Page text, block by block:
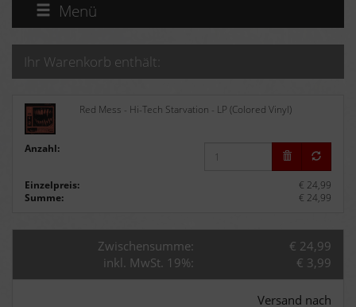
Menü
Ihr Warenkorb enthält:
Red Mess - Hi-Tech Starvation - LP (Colored Vinyl)
Anzahl:
Einzelpreis:
€ 24,99
Summe:
€ 24,99
Zwischensumme:
€ 24,99
inkl. MwSt. 19%:
€ 3,99
Versand nach